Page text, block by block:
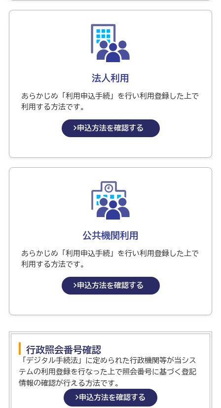
法人利用
あらかじめ「利用申込手続」を行い利用登録した上で
利用する方法です。
申込方法を確認する
公共機関利用
あらかじめ「利用申込手続」を行い利用登録した上で
利用する方法です。
申込方法を確認する
行政照会番号確認
「デジタル手続法」に定められた行政機関等が当シス
テムの利用登録を行なった上で照会番号に基づく登記
情報の確認が行える方法です。
申込方法を確認する